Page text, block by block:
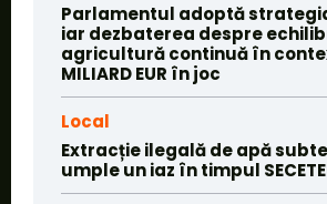
Parlamentul adoptă
iar dezbaterea despre
agricultură continuă în
MILIARD EUR în joc
Local
Extracție ilegală de apă
umple un iaz în timpul